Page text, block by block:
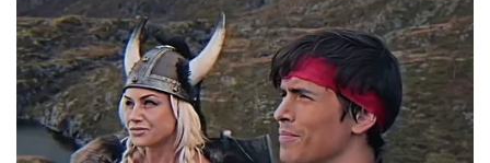
ДРОНОВИ ГО ИСЦРТА ЛИКОТ НА ХАЛИД
БЕШЛИЌ НАД САРАЕВО
ИГОР ЏАМБАЗОВ Е ДОБИТНИК НА
НАГРАДАТА „ВАСИЛ ИЉОСКИ“ ЗА ОСОБЕН
ПРИДОНЕС ВО ТЕАТАРСКАТА УМЕТНОСТ